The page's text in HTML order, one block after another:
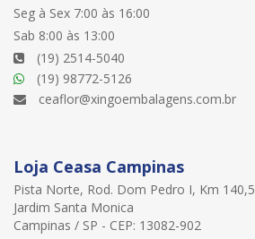
Seg à Sex 7:00 às 16:00
Sab 8:00 às 13:00
(19) 2514-5040
(19) 98772-5126
ceaflor@xingoembalagens.com.br
Loja Ceasa Campinas
Pista Norte, Rod. Dom Pedro I, Km 140,5
Jardim Santa Monica
Campinas / SP - CEP: 13082-902